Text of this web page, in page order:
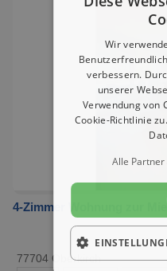
4-Zimmer Wohnung zur
77704 Oberkirch
Wir
verbessern.
unserer
Verwendung von
Cookie-Richtlinie
Alle